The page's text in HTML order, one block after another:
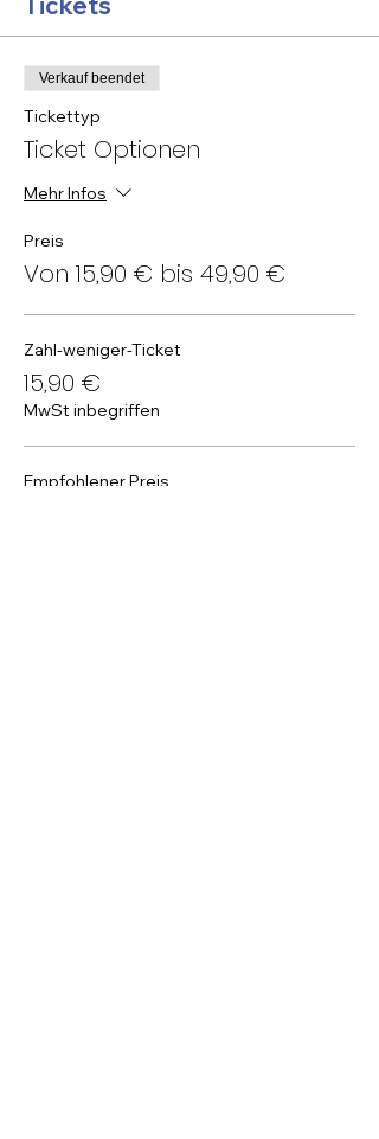
Verkauf beendet
Tickettyp
Ticket Optionen
Mehr Infos
Preis
Von 15,90 € bis 49,90 €
Zahl-weniger-Ticket
15,90 €
MwSt inbegriffen
Empfohlener Preis